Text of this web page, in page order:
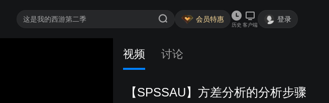
会员特惠
历史 客户端
登录
视频 讨论
【SPSSAU】方差分析的分析步骤